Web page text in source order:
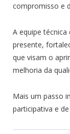
compromisso e
A equipe
presente,
que visam o
melhoria da
Mais um passo
participativa e